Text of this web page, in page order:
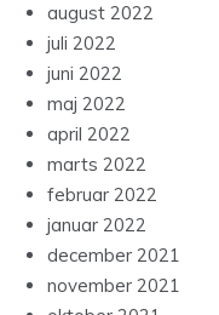
august 2022
juli 2022
juni 2022
maj 2022
april 2022
marts 2022
februar 2022
januar 2022
december 2021
november 2021